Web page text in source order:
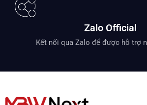
Zalo Official
Kết nối qua Zalo để được hỗ trợ